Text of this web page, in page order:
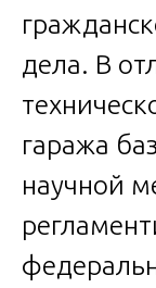
дела. В
гаража
научной